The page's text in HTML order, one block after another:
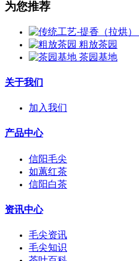
为您推荐
粗放茶园
茶园基地
关于我们
加入我们
产品中心
信阳毛尖
如蕙红茶
信阳白茶
资讯中心
毛尖资讯
毛尖知识